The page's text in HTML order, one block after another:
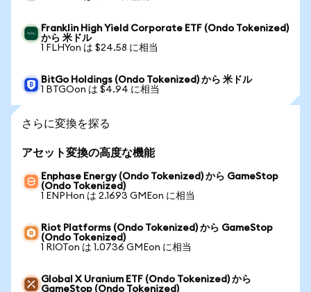
Franklin High Yield Corporate ETF (Ondo Tokenized)
から 米ドル
1 FLHYon は $24.58 に相当
BitGo Holdings (Ondo Tokenized) から 米ドル
1 BTGOon は $4.94 に相当
さらに変換を探る
アセット変換の高度な機能
Enphase Energy (Ondo Tokenized) から GameStop
(Ondo Tokenized)
1 ENPHon は 2.1693 GMEon に相当
Riot Platforms (Ondo Tokenized) から GameStop
(Ondo Tokenized)
1 RIOTon は 1.0736 GMEon に相当
Global X Uranium ETF (Ondo Tokenized) から
GameStop (Ondo Tokenized)